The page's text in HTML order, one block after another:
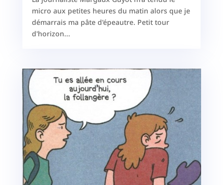
micro aux petites heures du matin alors que je
démarrais ma pâte d'épeautre. Petit tour
d'horizon...